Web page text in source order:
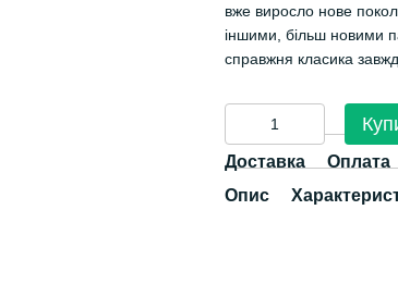
вже виросло нове
іншими, більш новими
справжня класика
Доставка
Оплата
Опис